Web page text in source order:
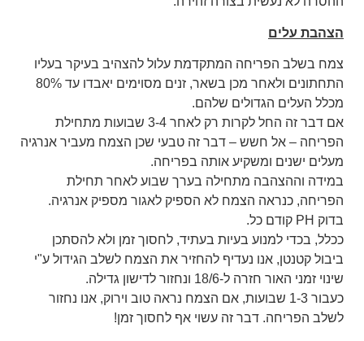
הצהבת עלים
צמח בשלב הפריחה המתקדמת עלול להצהיב בעיקר בעליו
התחתונים ולאחר מכן בשאר, זנים מסוימים יאבדו עד 80%
מכלל העלים הגדולים שלהם.
אם דבר זה החל לקרות רק לאחר 3-4 שבועות מתחילת
הפריחה – אל חשש – דבר זה טבעי שכן הצמח מעביר אנרגיה
מעלים ישנים ומשקיע אותה בפריחה.
במידה וההצהבה מתחילה בערך שבוע לאחר תחילת
הפריחה, כנראה הצמח לא הספיק לאגור מספיק אנרגיה.
בדוק PH קודם כל.
ככלל, בכדי למנוע בעיות בעתיד, לחסוך זמן ולא להסתכן
ביבול קטנטן, אנו נעדיף להחזיר את הצמח לשלב הגידול ע"י
שינוי זמני האור חזרה ל-18/6 ונחזור לדישון גדילה.
כעבור 1-3 שבועות, אם הצמח נראה טוב וירוק, אנו נחזור
לשלב הפריחה. דבר זה עשוי אף לחסוך זמן!